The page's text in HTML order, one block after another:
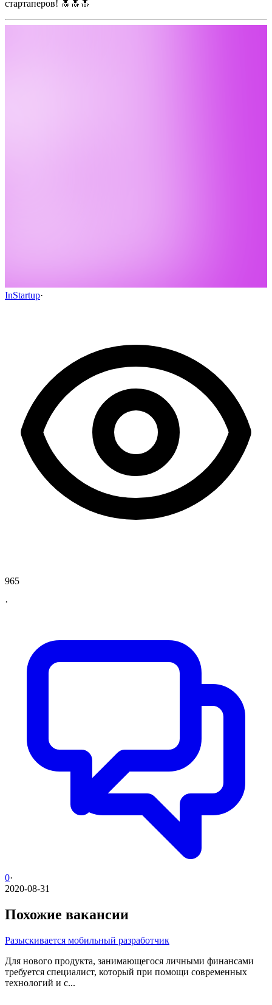
стартаперов! 🔝🔝🔝
InStartup·
965
·
0·
2020-08-31
Похожие вакансии
Разыскивается мобильный разработчик
Для нового продукта, занимающегося личными финансами
требуется специалист, который при помощи современных
технологий и с...